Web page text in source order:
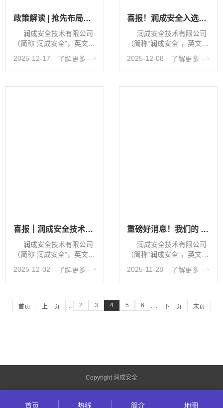
政策解读 | 抢先布局！上海三大先导产业网络与数据安全检测评估指引发布
润成安全技术有限公司
（简称“润成安全”，英文缩
2025-12-17 了解更多
喜报！润成安全入选2025年上海市经信委网络和数据安全支撑单位～
润成安全技术有限公司
（简称“润成安全”，英文缩
2025-12-08 了解更多
喜报｜润成安全技术有限公司荣获2025年第二批天津市创新型中小企业认定！​
润成安全技术有限公司
（简称“润成安全”，英文缩
2025-12-02 了解更多
重磅好消息！我们的 CNNVD 证书，拿下啦！
润成安全技术有限公司
（简称“润成安全”，英文缩
2025-11-28 了解更多
首页 上一页 ··· 2 3 4 5 6 ··· 下一页 末页
首页 热线 简介 地图
Copyright 润成安全